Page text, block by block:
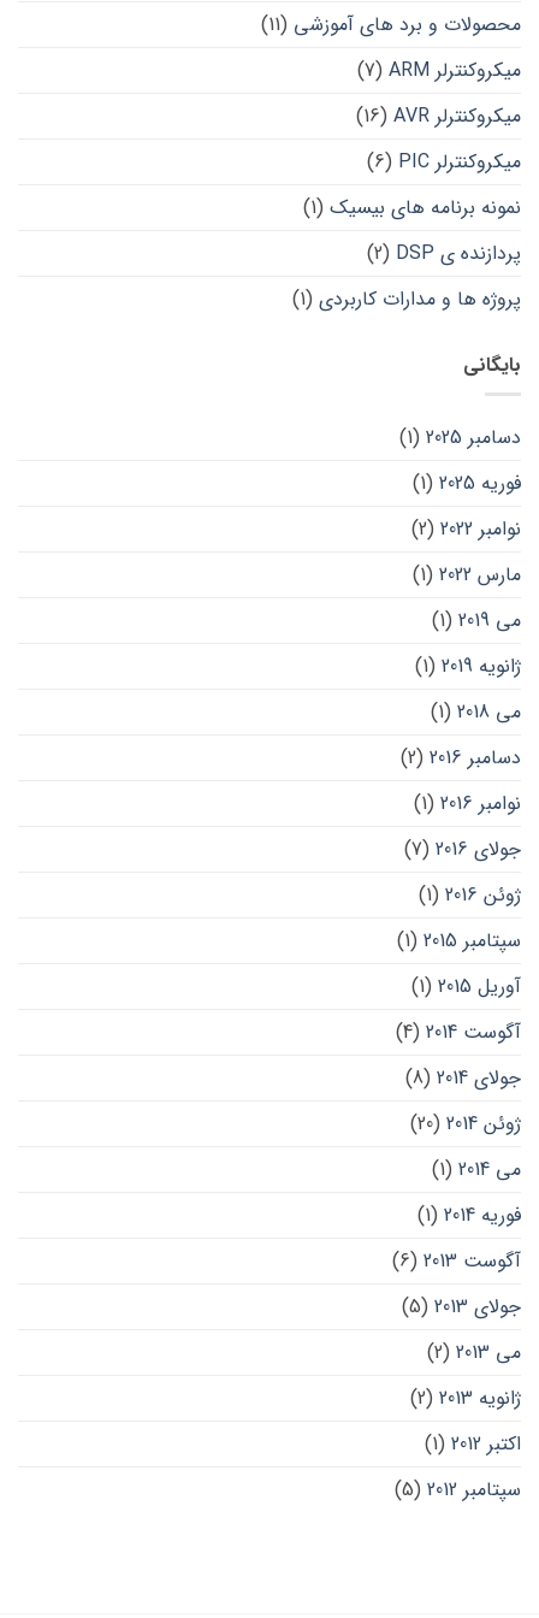
محصولات و برد های آموزشی (11)
میکروکنترلر ARM
(7)
میکروکنترلر AVR
(16)
میکروکنترلر PIC
(6)
نمونه برنامه های بیسیک (1)
پردازنده ی DSP
(2)
پروژه ها و مدارات کاربردی (1)
بایگانی
دسامبر 2025
(1)
فوریه 2025
(1)
نوامبر 2022
(2)
مارس 2022
(1)
می 2019
(1)
ژانویه 2019
(1)
می 2018
(1)
دسامبر 2016
(2)
نوامبر 2016
(1)
جولای 2016
(7)
ژوئن 2016
(1)
سپتامبر 2015
(1)
آوریل 2015
(1)
آگوست 2014
(4)
جولای 2014
(8)
ژوئن 2014
(20)
می 2014
(1)
فوریه 2014
(1)
آگوست 2013
(6)
جولای 2013
(5)
می 2013
(2)
ژانویه 2013
(2)
اکتبر 2012
(1)
سپتامبر 2012
(5)